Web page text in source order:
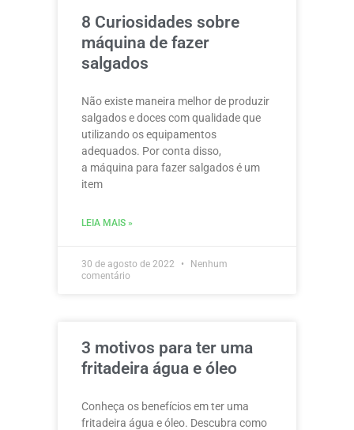
8 Curiosidades sobre
máquina de fazer
salgados
Não existe maneira melhor de produzir
salgados e doces com qualidade que
utilizando os equipamentos
adequados. Por conta disso,
a máquina para fazer salgados é um
item
LEIA MAIS »
30 de agosto de 2022
Nenhum
comentário
3 motivos para ter uma
fritadeira água e óleo
Conheça os benefícios em ter uma
fritadeira água e óleo. Descubra como